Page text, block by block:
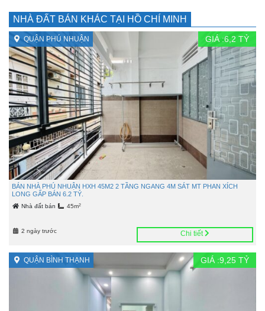
NHÀ ĐẤT BÁN KHÁC TẠI HỒ CHÍ MINH
QUẬN PHÚ NHUẬN GIÁ :6,2 TỶ
BÁN NHÀ PHÚ NHUẬN HXH 45M2 2 TẦNG NGANG 4M SÁT MT PHAN XÍCH
LONG GẤP BÁN 6.2 TỶ.
Nhà đất bán 45m2
2 ngày trước Chi tiết
QUẬN BÌNH THẠNH GIÁ :9,25 TỶ